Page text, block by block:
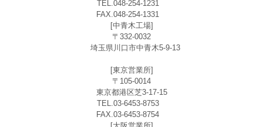
TEL.048-254-1231
FAX.048-254-1331
[中青木工場]
〒332-0032
埼玉県川口市中青木5-9-13
[東京営業所]
〒105-0014
東京都港区芝3-17-15
TEL.03-6453-8753
FAX.03-6453-8754